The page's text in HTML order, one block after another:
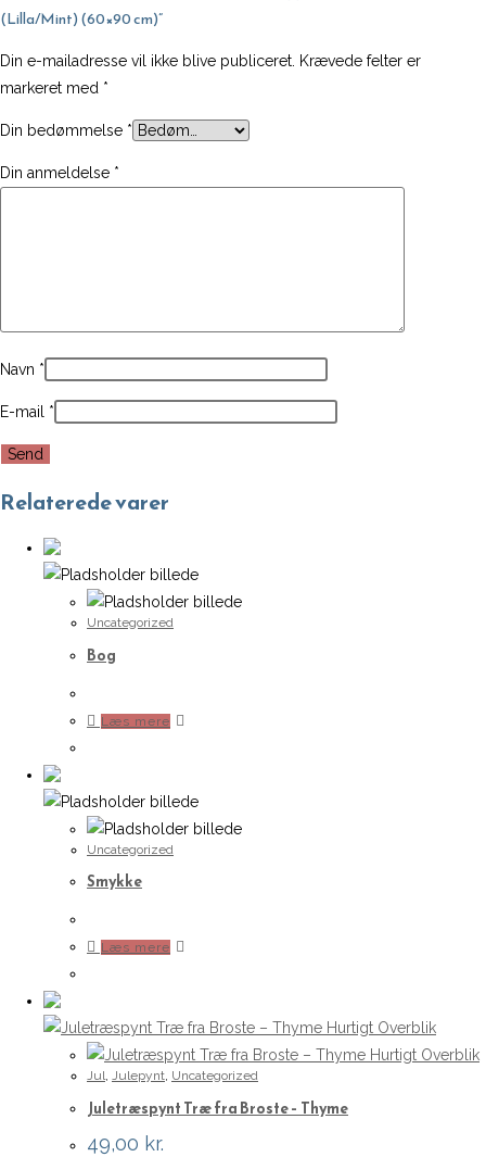
antal
(Lilla/Mint) (60×90 cm)”
Din e-mailadresse vil ikke blive publiceret. Krævede felter er
markeret med *
Din bedømmelse *
Din anmeldelse *
Navn *
E-mail *
Relaterede varer
Uncategorized
Bog
Læs mere
Uncategorized
Smykke
Læs mere
Hurtigt Overblik
Hurtigt Overblik
Jul, Julepynt, Uncategorized
Juletræspynt Træ fra Broste – Thyme
49,00 kr.